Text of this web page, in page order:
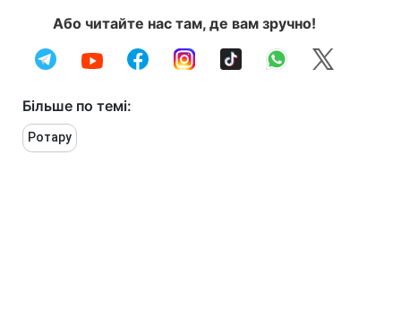
Або читайте нас там, де вам зручно!
Більше по темі:
Ротару